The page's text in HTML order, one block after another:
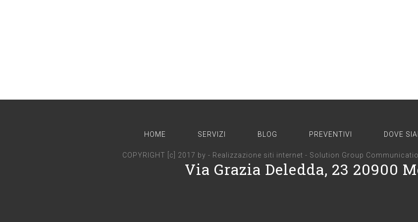
HOME SERVIZI BLOG PREVENTIVI DOVE
COPYRIGHT [c] 2017 by - Realizzazione siti internet - Solution Group
Via Grazia Deledda, 23 20900